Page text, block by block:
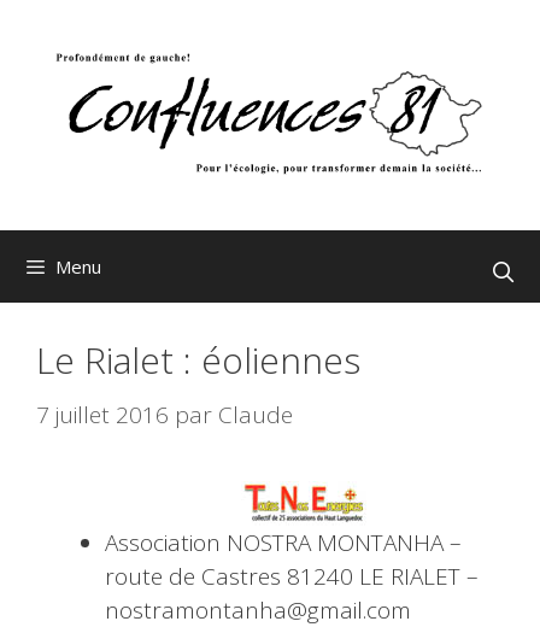
Menu
Le Rialet : éoliennes
7 juillet 2016 par Claude
Association NOSTRA MONTANHA –
route de Castres 81240 LE RIALET –
nostramontanha@gmail.com